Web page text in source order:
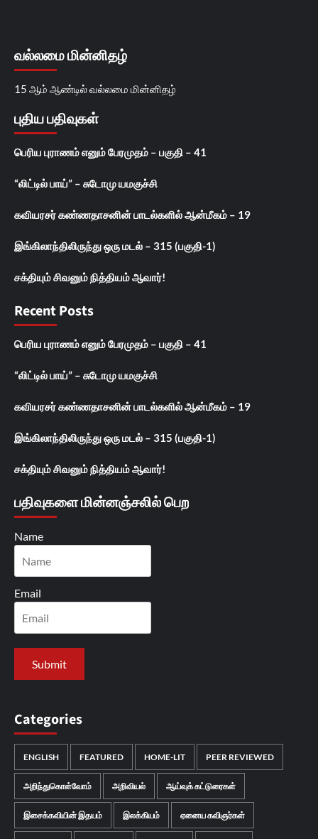
வல்லமை மின்னிதழ்
15 ஆம் ஆண்டில் வல்லமை மின்னிதழ்
புதிய பதிவுகள்
பெரிய புராணம் எனும் பேரமுதம் – பகுதி – 41
“லிட்டில் பாய்” – சுடோமு யமகுச்சி
கவியரசர் கண்ணதாசனின் பாடல்களில் ஆன்மீகம் – 19
இங்கிலாந்திலிருந்து ஒரு மடல் – 315 (பகுதி-1)
சக்தியும் சிவனும் நித்தியம் ஆவார்!
Recent Posts
பெரிய புராணம் எனும் பேரமுதம் – பகுதி – 41
“லிட்டில் பாய்” – சுடோமு யமகுச்சி
கவியரசர் கண்ணதாசனின் பாடல்களில் ஆன்மீகம் – 19
இங்கிலாந்திலிருந்து ஒரு மடல் – 315 (பகுதி-1)
சக்தியும் சிவனும் நித்தியம் ஆவார்!
பதிவுகளை மின்னஞ்சலில் பெற
Name
Email
Categories
ENGLISH FEATURED HOME-LIT PEER REVIEWED
அறிந்துகொள்வோம் அறிவியல் ஆய்வுக் கட்டுரைகள்
இசைக்கவியின் இதயம் இலக்கியம் ஏனைய கவிஞர்கள்